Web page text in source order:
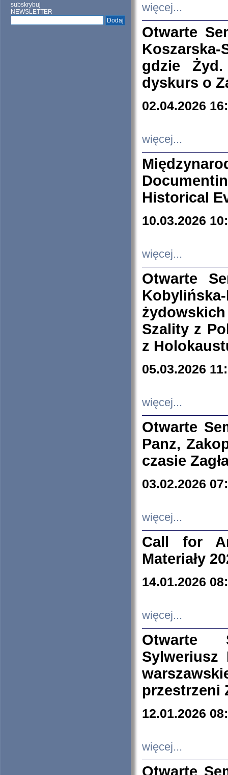
subskrybuj
NEWSLETTER
więcej...
Otwarte
Koszarska-
gdzie
dyskurs o
02.04.2026
więcej...
Historical
10.03.2026
więcej...
Otwarte
Szality z
z
05.03.2026
więcej...
Otwarte
Panz,
czasie
03.02.2026
więcej...
Call for
Materiały
14.01.2026
więcej...
Otwarte
Sylweriusz
przestrzeni
12.01.2026
więcej...
Otwarte